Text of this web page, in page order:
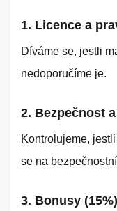
1. Licence a
Díváme se, jestli
nedoporučíme je.
2. Bezpečnost
Kontrolujeme,
se na
3. Bonusy (15%)